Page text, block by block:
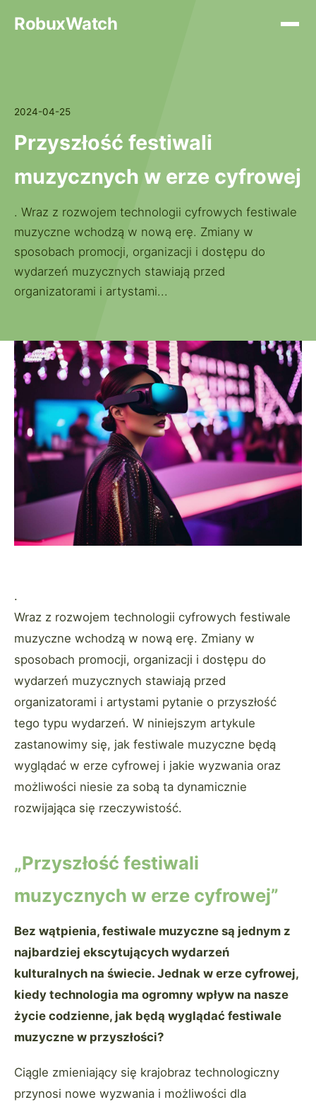
RobuxWatch
2024-04-25
Przyszłość festiwali
muzycznych w erze cyfrowej
. Wraz z rozwojem technologii cyfrowych festiwale
muzyczne wchodzą w nową erę. Zmiany w
sposobach promocji, organizacji i dostępu do
wydarzeń muzycznych stawiają przed
organizatorami i artystami...
.
Wraz z rozwojem technologii cyfrowych festiwale
muzyczne wchodzą w nową erę. Zmiany w
sposobach promocji, organizacji i dostępu do
wydarzeń muzycznych stawiają przed
organizatorami i artystami pytanie o przyszłość
tego typu wydarzeń. W niniejszym artykule
zastanowimy się, jak festiwale muzyczne będą
wyglądać w erze cyfrowej i jakie wyzwania oraz
możliwości niesie za sobą ta dynamicznie
rozwijająca się rzeczywistość.
„Przyszłość festiwali
muzycznych w erze cyfrowej”
Bez wątpienia, festiwale muzyczne są jednym z
najbardziej ekscytujących wydarzeń
kulturalnych na świecie. Jednak w erze cyfrowej,
kiedy technologia ma ogromny wpływ na nasze
życie codzienne, jak będą wyglądać festiwale
muzyczne w przyszłości?
Ciągle zmieniający się krajobraz technologiczny
przynosi nowe wyzwania i możliwości dla